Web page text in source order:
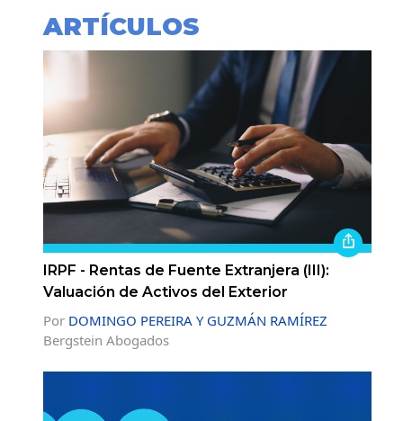
ARTÍCULOS
IRPF - Rentas de Fuente Extranjera (III):
Valuación de Activos del Exterior
Por DOMINGO PEREIRA Y GUZMÁN RAMÍREZ
Bergstein Abogados